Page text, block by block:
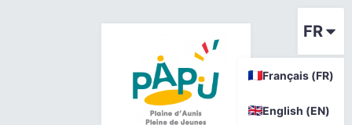
FR
Français (FR)
English (EN)